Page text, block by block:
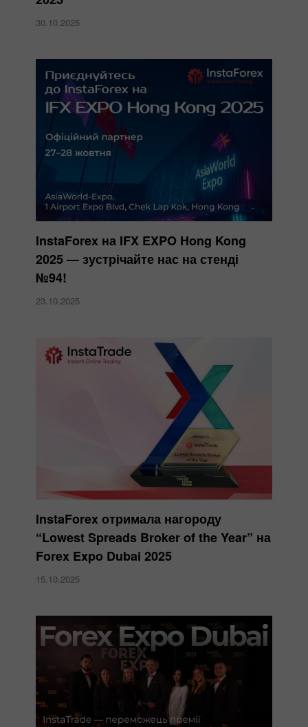
30.10.2025
InstaForex на IFX EXPO Hong Kong
2025 — зустрічайте нас на стенді
№94!
23.10.2025
InstaForex отримала нагороду
“Lowest Spreads Broker of the Year” на
Forex Expo Dubai 2025
15.10.2025